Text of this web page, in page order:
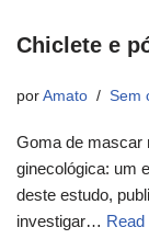
Chiclete e
por Amato Sem
Goma de mascar
ginecológica: um
deste estudo,
investigar…